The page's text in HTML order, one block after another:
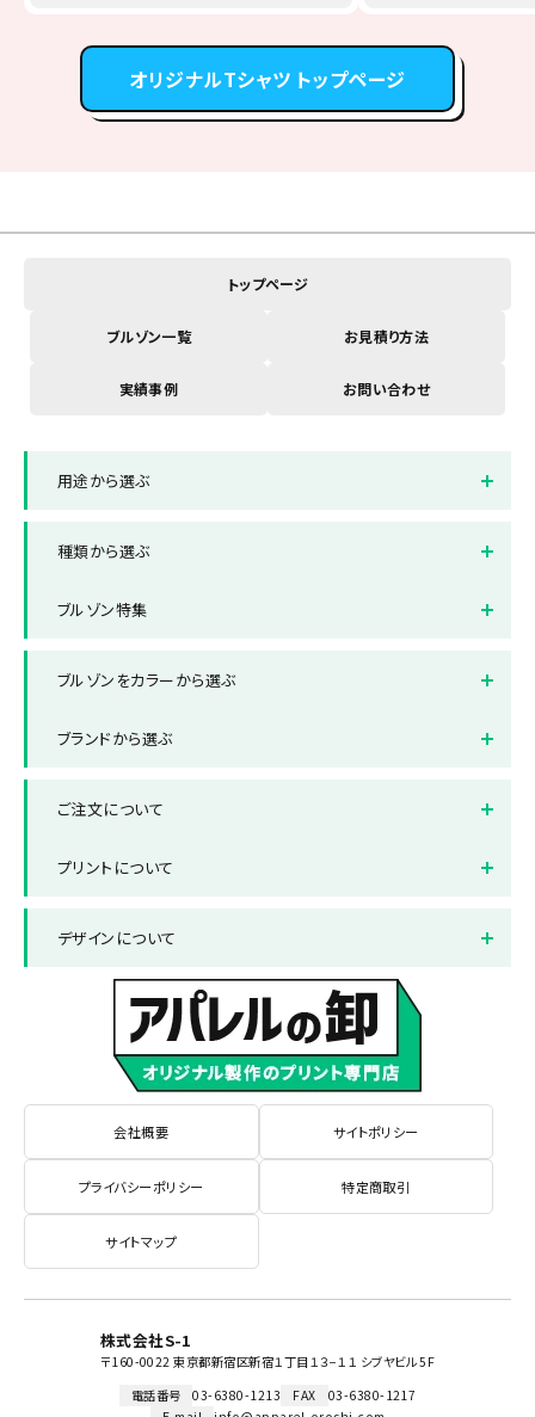
オリジナルTシャツ トップページ
トップページ
ブルゾン一覧 お見積り方法
実績事例 お問い合わせ
用途から選ぶ
種類から選ぶ
ブルゾンタイプ
レディース対応
ブルゾン特集
ブルゾンをカラーから選ぶ
ホワイト
グレー
ネイビー
イエロー
ブランドから選ぶ
ご注文について
納品までの流れ
よくある質問集
プリントについて
デザインについて
データ作成・入稿方法
書体サンプル
会社概要 サイトポリシー
プライバシーポリシー 特定商取引
サイトマップ
株式会社S-1
〒160-0022 東京都新宿区新宿１丁目１３−１１ シブヤビル 5F
電話番号
03-6380-1213 FAX
03-6380-1217